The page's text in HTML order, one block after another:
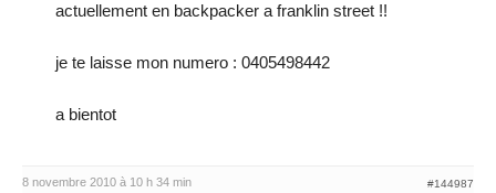
actuellement en backpacker a franklin street !!
je te laisse mon numero : 0405498442
a bientot
8 novembre 2010 à 10 h 34 min #144987